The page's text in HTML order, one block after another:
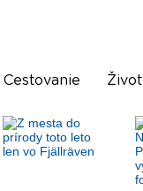
Cestovanie Život